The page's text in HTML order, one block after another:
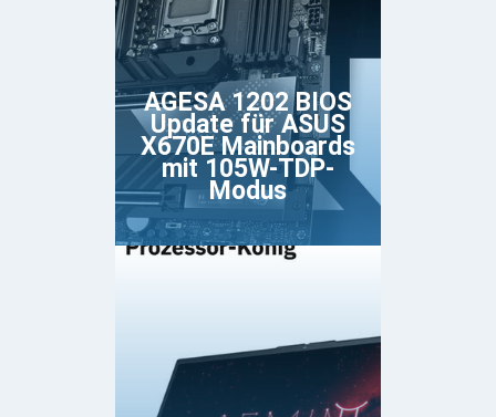
AGESA 1202 BIOS
Update für ASUS
X670E Mainboards
mit 105W-TDP-
Modus